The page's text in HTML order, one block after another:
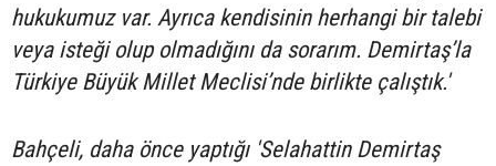
hukukumuz var. Ayrıca kendisinin herhangi bir talebi
veya isteği olup olmadığını da sorarım. Demirtaş’la
Türkiye Büyük Millet Meclisi’nde birlikte çalıştık.'
Bahçeli, daha önce yaptığı 'Selahattin Demirtaş